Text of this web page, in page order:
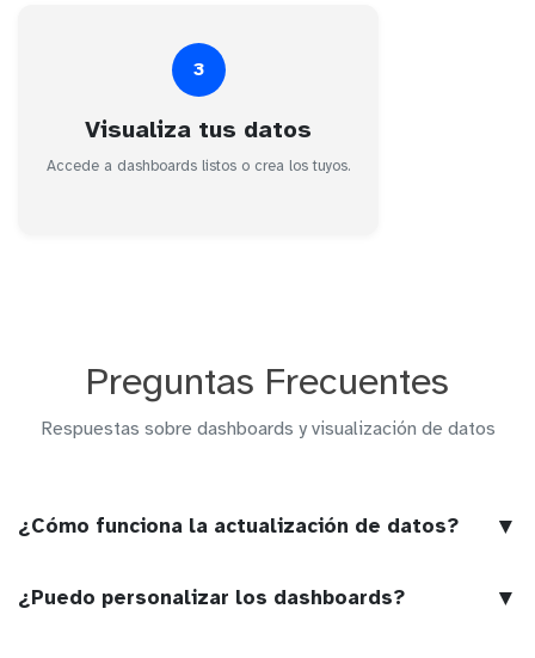
3
Visualiza tus datos
Accede a dashboards listos o crea los tuyos.
Preguntas Frecuentes
Respuestas sobre dashboards y visualización de datos
¿Cómo funciona la actualización de datos? ▼
¿Puedo personalizar los dashboards? ▼